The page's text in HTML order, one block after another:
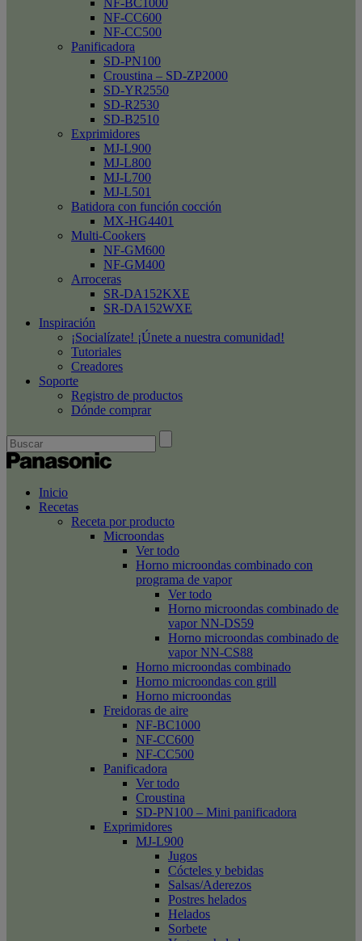
NF-BC1000
NF-CC600
NF-CC500
Panificadora
SD-PN100
Croustina – SD-ZP2000
SD-YR2550
SD-R2530
SD-B2510
Exprimidores
MJ-L900
MJ-L800
MJ-L700
MJ-L501
Batidora con función cocción
MX-HG4401
Multi-Cookers
NF-GM600
NF-GM400
Arroceras
SR-DA152KXE
SR-DA152WXE
Inspiración
¡Socialízate! ¡Únete a nuestra comunidad!
Tutoriales
Creadores
Soporte
Registro de productos
Dónde comprar
Inicio
Recetas
Receta por producto
Microondas
Ver todo
Horno microondas combinado con
programa de vapor
Ver todo
Horno microondas combinado de
vapor NN-DS59
Horno microondas combinado de
vapor NN-CS88
Horno microondas combinado
Horno microondas con grill
Horno microondas
Freidoras de aire
NF-BC1000
NF-CC600
NF-CC500
Panificadora
Ver todo
Croustina
SD-PN100 – Mini panificadora
Exprimidores
MJ-L900
Jugos
Cócteles y bebidas
Salsas/Aderezos
Postres helados
Helados
Sorbete